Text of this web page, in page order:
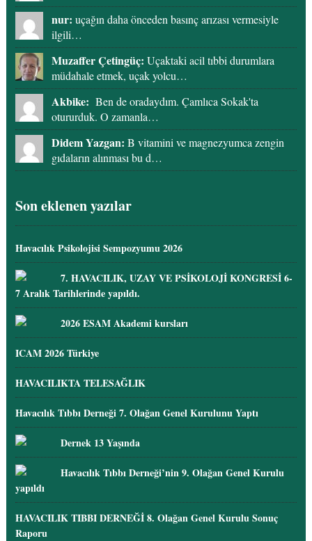
nur: uçağın daha önceden basınç arızası vermesiyle
ilgili…
Muzaffer Çetingüç: Uçaktaki acil tıbbi durumlara
müdahale etmek, uçak yolcu…
Akbike: Ben de oradaydım. Çamlıca Sokak'ta
otururduk. O zamanla…
Didem Yazgan: B vitamini ve magnezyumca zengin
gıdaların alınması bu d…
Son eklenen yazılar
Havacılık Psikolojisi Sempozyumu 2026
7. HAVACILIK, UZAY VE PSİKOLOJİ KONGRESİ 6-
7 Aralık Tarihlerinde yapıldı.
2026 ESAM Akademi kursları
ICAM 2026 Türkiye
HAVACILIKTA TELESAĞLIK
Havacılık Tıbbı Derneği 7. Olağan Genel Kurulunu Yaptı
Dernek 13 Yaşında
Havacılık Tıbbı Derneği’nin 9. Olağan Genel Kurulu
yapıldı
HAVACILIK TIBBI DERNEĞİ 8. Olağan Genel Kurulu Sonuç
Raporu